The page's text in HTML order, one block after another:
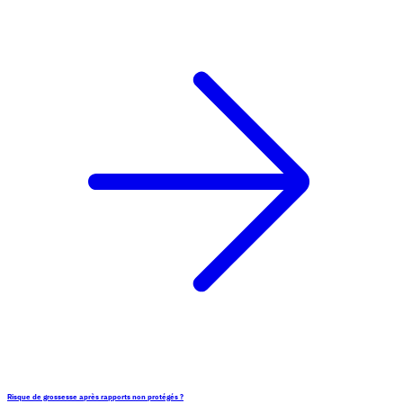
Risque de grossesse après rapports non protégés ?